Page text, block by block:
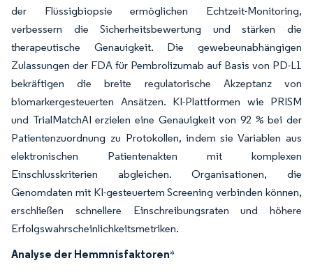
der Flüssigbiopsie ermöglichen Echtzeit-Monitoring,
verbessern die Sicherheitsbewertung und stärken die
therapeutische Genauigkeit. Die gewebeunabhängigen
Zulassungen der FDA für Pembrolizumab auf Basis von PD-L1
bekräftigen die breite regulatorische Akzeptanz von
biomarkergesteuerten Ansätzen. KI-Plattformen wie PRISM
und TrialMatchAI erzielen eine Genauigkeit von 92 % bei der
Patientenzuordnung zu Protokollen, indem sie Variablen aus
elektronischen Patientenakten mit komplexen
Einschlusskriterien abgleichen. Organisationen, die
Genomdaten mit KI-gesteuertem Screening verbinden können,
erschließen schnellere Einschreibungsraten und höhere
Erfolgswahrscheinlichkeitsmetriken.
Analyse der Hemmnisfaktoren*